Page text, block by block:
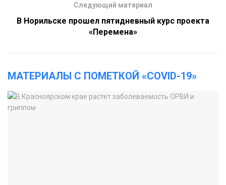
Следующий материал
В Норильске прошел пятидневный курс проекта
«Перемена»
МАТЕРИАЛЫ С ПОМЕТКОЙ «COVID-19»